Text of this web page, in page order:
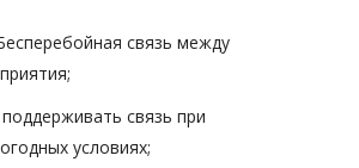
связь между
связь при
условиях;